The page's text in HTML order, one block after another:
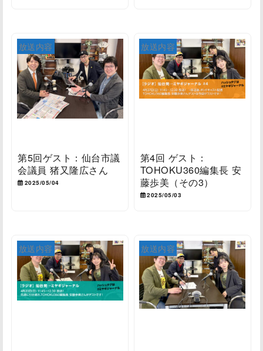
放送内容
第5回ゲスト：仙台市議
会議員 猪又隆広さん
2025/05/04
放送内容
第4回 ゲスト：
TOHOKU360編集長 安
藤歩美（その3）
2025/05/03
放送内容 放送内容